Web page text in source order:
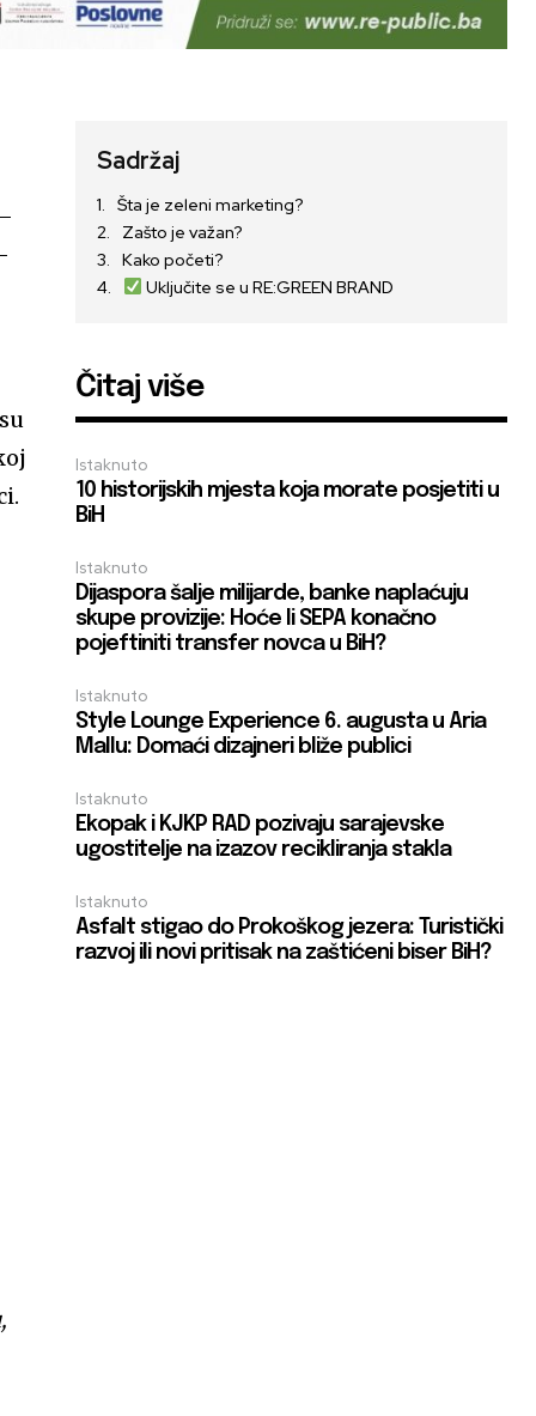
Sadržaj
Šta je zeleni marketing?
Zašto je važan?
Kako početi?
Uključite se u RE:GREEN BRAND
Čitaj više
Istaknuto
10 historijskih mjesta koja morate posjetiti u
BiH
Istaknuto
Dijaspora šalje milijarde, banke naplaćuju
skupe provizije: Hoće li SEPA konačno
pojeftiniti transfer novca u BiH?
Istaknuto
Style Lounge Experience 6. augusta u Aria
Mallu: Domaći dizajneri bliže publici
Istaknuto
Ekopak i KJKP RAD pozivaju sarajevske
ugostitelje na izazov recikliranja stakla
Istaknuto
Asfalt stigao do Prokoškog jezera: Turistički
razvoj ili novi pritisak na zaštićeni biser BiH?